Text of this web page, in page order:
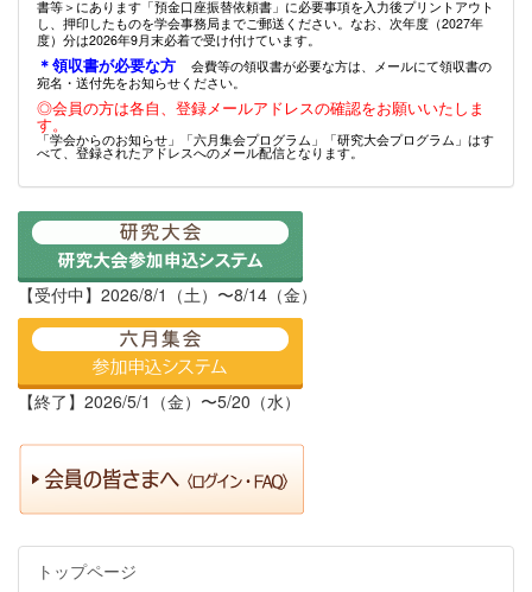
書等＞にあります「預金口座振替依頼書」に必要事項を入力後プリントアウト
し、押印したものを学会事務局までご郵送ください。なお、次年度（2027年
度）分は2026年9月末必着で受け付けています。
＊領収書が必要な方
会費等の領収書が必要な方は、メールにて領収書の
宛名・送付先をお知らせください。
◎会員の方は各自、登録メールアドレスの確認をお願いいたしま
す。
「学会からのお知らせ」「六月集会プログラム」「研究大会プログラム」はす
べて、登録されたアドレスへのメール配信となります。
【受付中】2026/8/1（土）〜8/14（金）
【終了】2026/5/1（金）〜5/20（水）
トップページ